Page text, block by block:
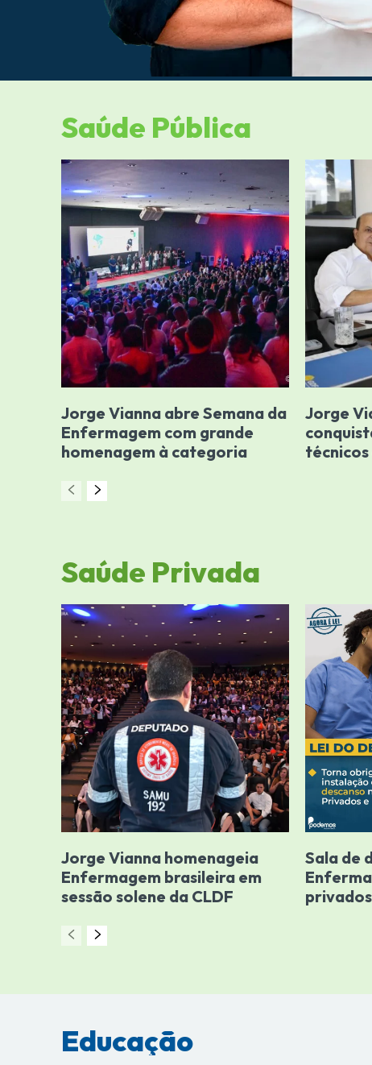
Saúde Pública
Jorge Vianna abre Semana da
Enfermagem com grande
homenagem à categoria
Jorge
Saúde Privada
Jorge Vianna homenageia
Enfermagem brasileira em
sessão solene da CLDF
Sala de
Educação